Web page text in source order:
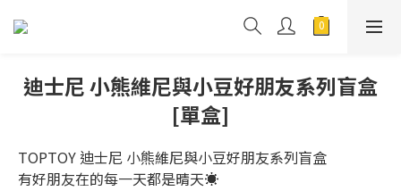
迪士尼 小熊維尼與小豆好朋友系列盲盒
[單盒]
TOPTOY 迪士尼 小熊維尼與小豆好朋友系列盲盒
有好朋友在的每一天都是晴天☀️